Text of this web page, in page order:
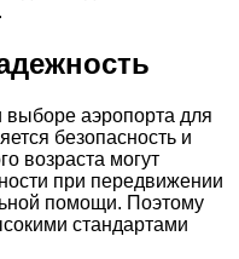
аэропорта для
безопасность и
возраста могут
при передвижении
помощи. Поэтому
стандартами